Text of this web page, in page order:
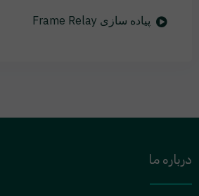
پیاده سازی Frame Relay
درباره ما